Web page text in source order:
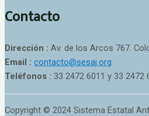
Contacto
Dirección : Av. de los Arcos 767.
Email : contacto@sesaj.org
Teléfonos : 33 2472 6011 y 33 2472
Copyright © 2024 Sistema Estatal